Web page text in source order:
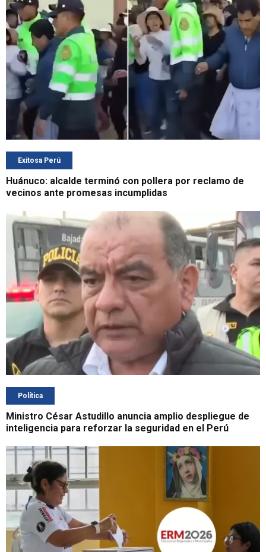
Exitosa Perú
Huánuco: alcalde terminó con pollera por reclamo de
vecinos ante promesas incumplidas
Política
Ministro César Astudillo anuncia amplio despliegue de
inteligencia para reforzar la seguridad en el Perú